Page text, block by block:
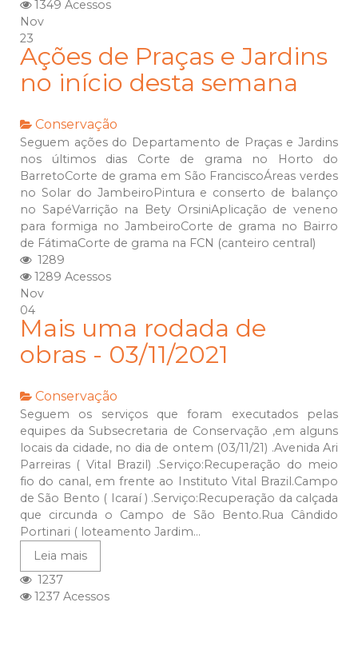
1349 Acessos
Nov
23
Ações de Praças e Jardins
no início desta semana
Conservação
Seguem ações do Departamento de Praças e Jardins
nos últimos dias Corte de grama no Horto do
BarretoCorte de grama em São FranciscoÁreas verdes
no Solar do JambeiroPintura e conserto de balanço
no SapéVarrição na Bety OrsiniAplicação de veneno
para formiga no JambeiroCorte de grama no Bairro
de FátimaCorte de grama na FCN (canteiro central)
1289
1289 Acessos
Nov
04
Mais uma rodada de
obras - 03/11/2021
Conservação
Seguem os serviços que foram executados pelas
equipes da Subsecretaria de Conservação ,em alguns
locais da cidade, no dia de ontem (03/11/21) .Avenida Ari
Parreiras ( Vital Brazil) .Serviço:Recuperação do meio
fio do canal, em frente ao Instituto Vital Brazil.Campo
de São Bento ( Icaraí ) .Serviço:Recuperação da calçada
que circunda o Campo de São Bento.Rua Cândido
Portinari ( loteamento Jardim...
Leia mais
1237
1237 Acessos